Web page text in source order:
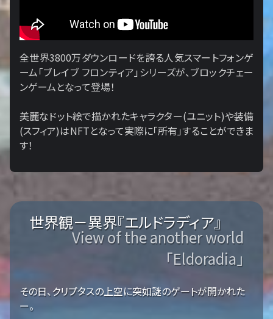
全世界3800万ダウンロードを誇る人気スマートフォンゲ
ーム「ブレイブ フロンティア」シリーズが、ブロックチェー
ンゲームとなって登場！
美麗なドット絵で描かれたキャラクター(ユニット)や装備
(スフィア)はNFTとなって実際に「所有」することができま
す！
世界観－異界『エルドラディア』
View of the another world
「Eldoradia」
その日、クリプタスの上空に突如謎のゲートが開かれた
ー。